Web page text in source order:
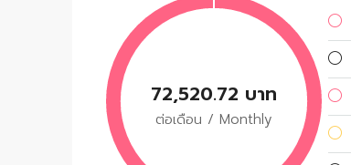
72,520.72 บาท
ต่อเดือน / Monthly